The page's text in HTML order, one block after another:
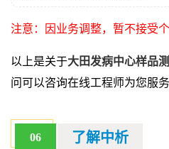
注意：因业务调整，暂不接受个
以上是关于大田发病中心样品
问可以咨询在线工程师为您服务
06 了解中析